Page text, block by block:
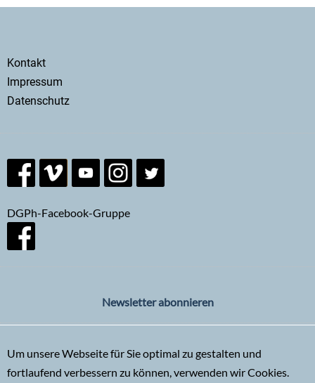
Secondary
menu
Kontakt
Impressum
Datenschutz
DGPh-Facebook-Gruppe
Newsletter abonnieren
Um unsere Webseite für Sie optimal zu gestalten und
fortlaufend verbessern zu können, verwenden wir Cookies.